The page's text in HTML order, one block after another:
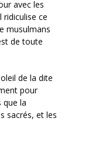
avec les
ridiculise ce
musulmans
de toute
de la dite
pour
que la
sacrés, et les